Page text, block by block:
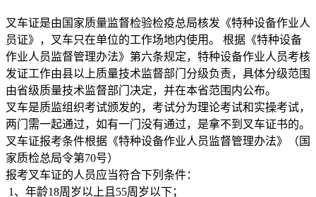
叉车证是由国家质量监督检验检疫总局核发《特种设备作业人
员证》，叉车只在单位的工作场地内使用。 根据《特种设备
作业人员监督管理办法》第六条规定，特种设备作业人员考核
发证工作由县以上质量技术监督部门分级负责，具体分级范围
由省级质量技术监督部门决定，并在本省范围内公布。
叉车是质监组织考试颁发的，考试分为理论考试和实操考试，
两门需一起通过，如有一门没有通过，是拿不到叉车证书的。
叉车证报考条件根据《特种设备作业人员监督管理办法》（国
家质检总局令第70号）
报考叉车证的人员应当符合下列条件：
1、年龄18周岁以上且55周岁以下；